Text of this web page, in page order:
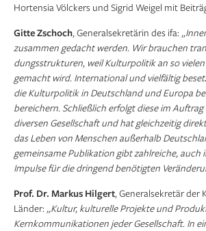
Hortensia Völckers und Sigrid Weigel mit
Gitte Zschoch, Generalsekretärin des ifa:
zusammen gedacht werden. Wir brauchen
dungs­strukturen, weil Kulturpolitik an so
gemacht wird. Internatio­nal und vielfältig
die Kulturpolitik in Deutschland und Europa
bereichern. Schließlich erfolgt diese im
diversen Gesellschaft und hat gleichzeitig
das Leben von Men­schen außerhalb
gemeinsame Publikation gibt zahlreiche, auch
Impulse für die dringend benötigten
Prof. Dr. Markus Hilgert, Generalsekretär der
Länder: „Kultur, kulturelle Projekte und
Kernkommunikationen jeder Gesellschaft. In